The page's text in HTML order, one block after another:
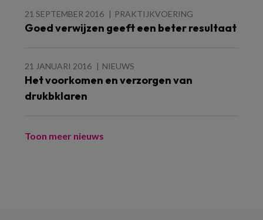
21 SEPTEMBER 2016 PRAKTIJKVOERING
Goed verwijzen geeft een beter resultaat
21 JANUARI 2016 NIEUWS
Het voorkomen en verzorgen van
drukbklaren
Toon meer nieuws